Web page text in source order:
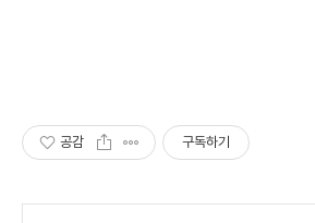
공감 구독하기